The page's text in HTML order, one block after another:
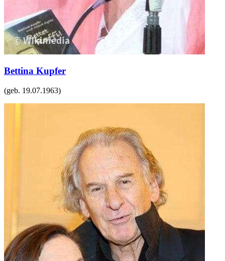
Bettina Kupfer
(geb. 19.07.1963)